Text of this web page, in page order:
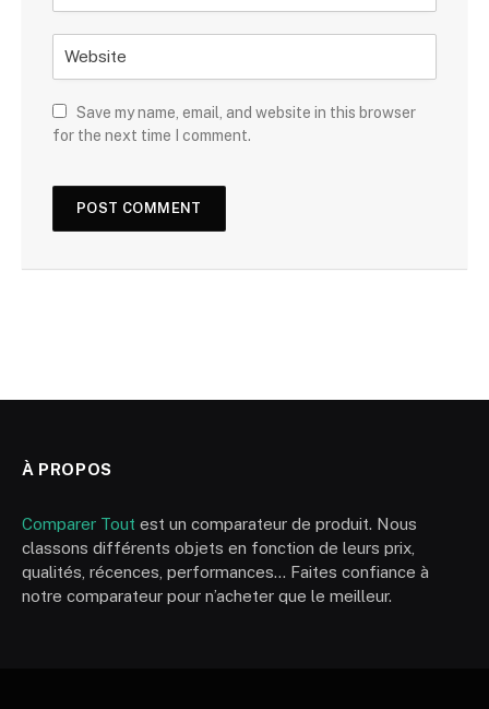
Save my name, email, and website in this browser
for the next time I comment.
À PROPOS
Comparer Tout est un comparateur de produit. Nous
classons différents objets en fonction de leurs prix,
qualités, récences, performances… Faites confiance à
notre comparateur pour n’acheter que le meilleur.